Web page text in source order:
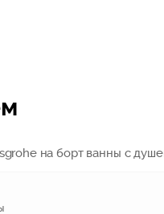
на борт ванны с